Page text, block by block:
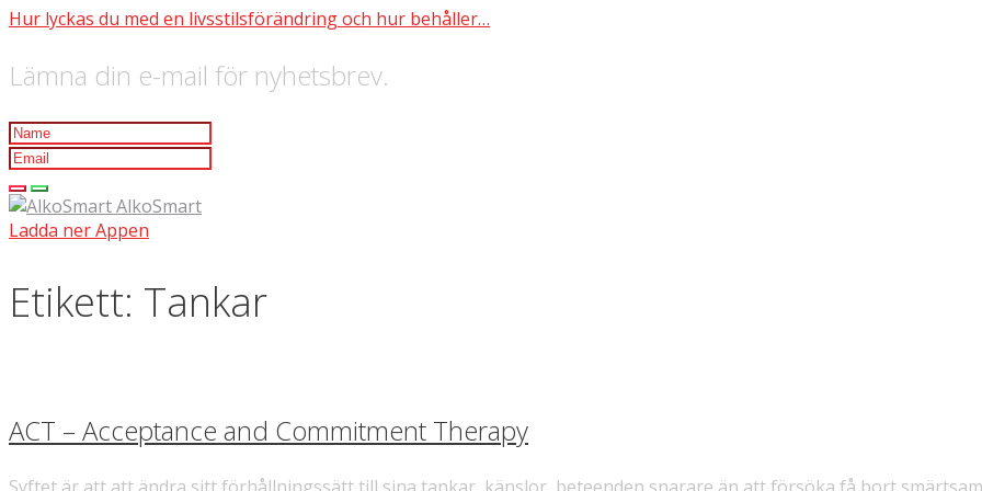
Hur lyckas du med en livsstilsförändring och hur behåller…
Lämna din e-mail för nyhetsbrev.
AlkoSmart
Ladda ner Appen
Etikett: Tankar
ACT – Acceptance and Commitment Therapy